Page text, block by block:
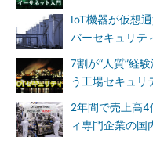
IoT機器が仮想
バーセキュリテ
7割が“人質”経
う工場セキュリ
2年間で売上高
ィ専門企業の国